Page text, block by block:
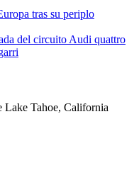
tras su periplo
del circuito Audi quattro